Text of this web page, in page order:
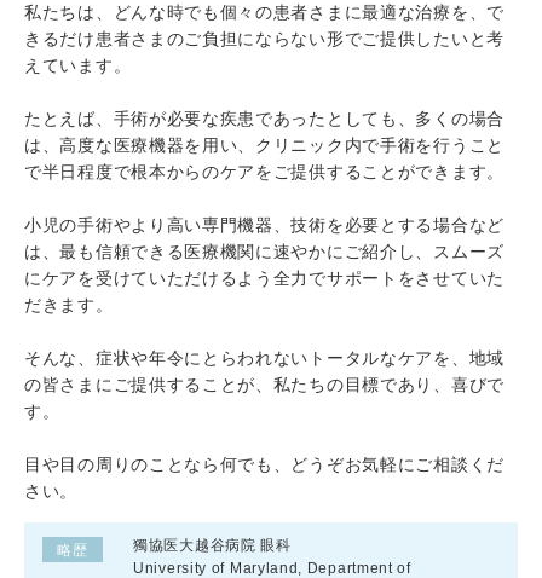
私たちは、どんな時でも個々の患者さまに最適な治療を、で
きるだけ患者さまのご負担にならない形でご提供したいと考
えています。
たとえば、手術が必要な疾患であったとしても、多くの場合
は、高度な医療機器を用い、クリニック内で手術を行うこと
で半日程度で根本からのケアをご提供することができます。
小児の手術やより高い専門機器、技術を必要とする場合など
は、最も信頼できる医療機関に速やかにご紹介し、スムーズ
にケアを受けていただけるよう全力でサポートをさせていた
だきます。
そんな、症状や年令にとらわれないトータルなケアを、地域
の皆さまにご提供することが、私たちの目標であり、喜びで
す。
目や目の周りのことなら何でも、どうぞお気軽にご相談くだ
さい。
略歴
獨協医大越谷病院 眼科
University of Maryland, Department of